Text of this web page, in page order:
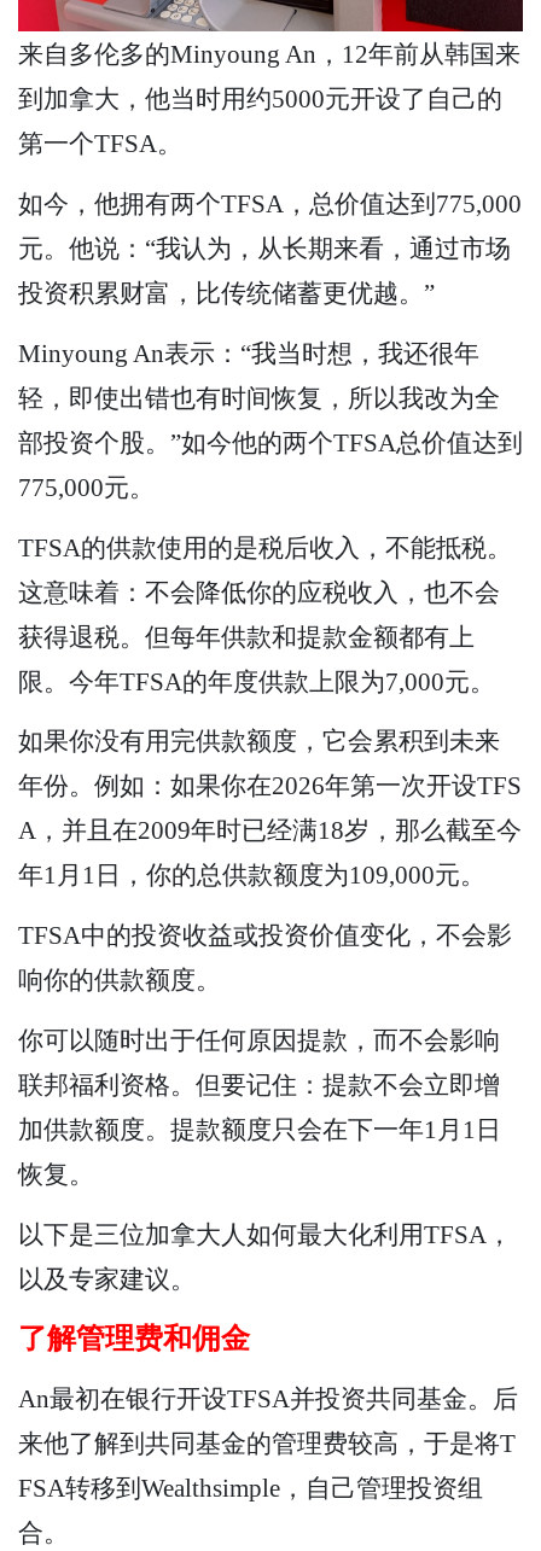
来自多伦多的Minyoung An，12年前从韩国来
到加拿大，他当时用约5000元开设了自己的
第一个TFSA。
如今，他拥有两个TFSA，总价值达到775,000
元。他说：“我认为，从长期来看，通过市场
投资积累财富，比传统储蓄更优越。”
Minyoung An表示：“我当时想，我还很年
轻，即使出错也有时间恢复，所以我改为全
部投资个股。”如今他的两个TFSA总价值达到
775,000元。
TFSA的供款使用的是税后收入，不能抵税。
这意味着：不会降低你的应税收入，也不会
获得退税。但每年供款和提款金额都有上
限。今年TFSA的年度供款上限为7,000元。
如果你没有用完供款额度，它会累积到未来
年份。例如：如果你在2026年第一次开设TFS
A，并且在2009年时已经满18岁，那么截至今
年1月1日，你的总供款额度为109,000元。
TFSA中的投资收益或投资价值变化，不会影
响你的供款额度。
你可以随时出于任何原因提款，而不会影响
联邦福利资格。但要记住：提款不会立即增
加供款额度。提款额度只会在下一年1月1日
恢复。
以下是三位加拿大人如何最大化利用TFSA，
以及专家建议。
了解管理费和佣金
An最初在银行开设TFSA并投资共同基金。后
来他了解到共同基金的管理费较高，于是将T
FSA转移到Wealthsimple，自己管理投资组
合。